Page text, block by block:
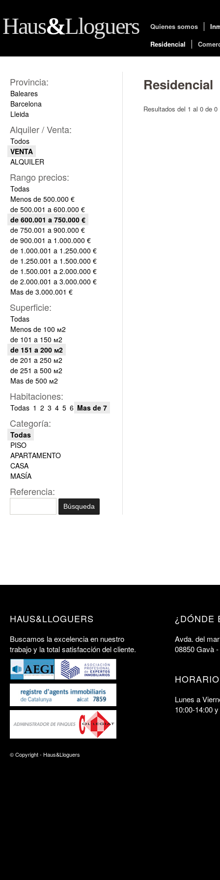
Haus&Lloguers Quienes somos
Residencial
Provincia:
Baleares
Barcelona
Lleida
Alquiler / Venta:
Todos
VENTA
ALQUILER
Rango precios:
Todas
Menos de 500.000 €
de 500.001 a 600.000 €
de 600.001 a 750.000 €
de 750.001 a 900.000 €
de 900.001 a 1.000.000 €
de 1.000.001 a 1.250.000 €
de 1.250.001 a 1.500.000 €
de 1.500.001 a 2.000.000 €
de 2.000.001 a 3.000.000 €
Mas de 3.000.001 €
Superficie:
Todas
Menos de 100 м2
de 101 a 150 м2
de 151 a 200 м2
de 201 a 250 м2
de 251 a 500 м2
Mas de 500 м2
Habitaciones:
Todas 1 2 3 4 5 6 Mas de 7
Categoría:
Todas
PISO
APARTAMENTO
CASA
MASÍA
Referencia:
Residencial
Resultados del 1 al 0 de 0
HAUS&LLOGUERS
Buscamos la excelencia en nuestro
trabajo y la total satisfacción del cliente.
¿DÓNDE
Avda. del
08850 Gavà
Lunes a
10:00-14:00
© Copyright - Haus&Lloguers